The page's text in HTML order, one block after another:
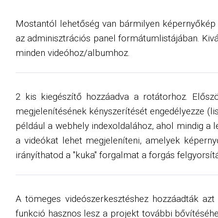
Mostantól lehetőség van bármilyen
az adminisztrációs panel formátumlistájában.
minden videóhoz/albumhoz.
2 kis kiegészítő hozzáadva a rotátorhoz.
megjelenítésének kényszerítését engedélyezze
például a webhely indexoldalához, ahol mindig
a videókat lehet megjeleníteni, amelyek
irányíthatod a "kuka" forgalmat a forgás
A tömeges videószerkesztéshez hozzáadták
funkció hasznos lesz a projekt további